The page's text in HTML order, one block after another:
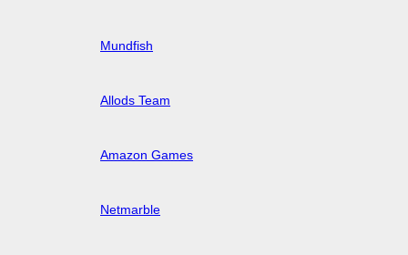
Mundfish
Allods Team
Amazon Games
Netmarble